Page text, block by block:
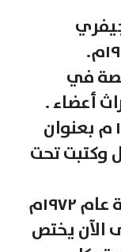
في
أعضاء .
الجماعات اليهودية” عام ۱۹۷۱ م بعنوان
وكتبت تحت
7- ظهرت الموسوعة اليهودية عام ١٩٧٢م
يختص